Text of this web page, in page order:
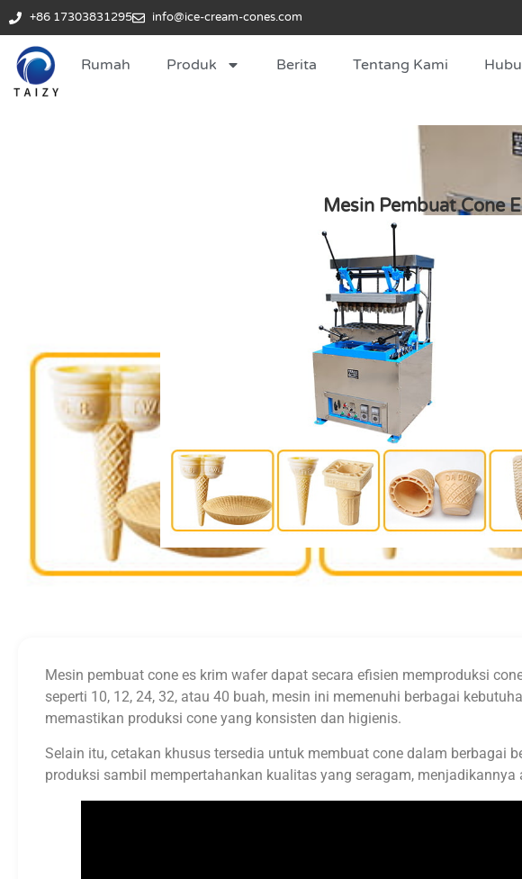
+86 17303831295 info@ice-cream-cones.com
Rumah Produk Berita Tentang Kami
Mesin Pembuat Cone
Mesin pembuat cone es krim wafer dapat secara efisien memproduksi
seperti 10, 12, 24, 32, atau 40 buah, mesin ini memenuhi berbagai
memastikan produksi cone yang konsisten dan higienis.
Selain itu, cetakan khusus tersedia untuk membuat cone dalam berbagai
produksi sambil mempertahankan kualitas yang seragam,